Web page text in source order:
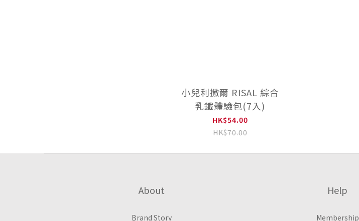
小兒利撒爾 RISAL 綜合
乳鐵體驗包(7入)
HK$54.00
HK$70.00
About
Brand Story
Help
Membership